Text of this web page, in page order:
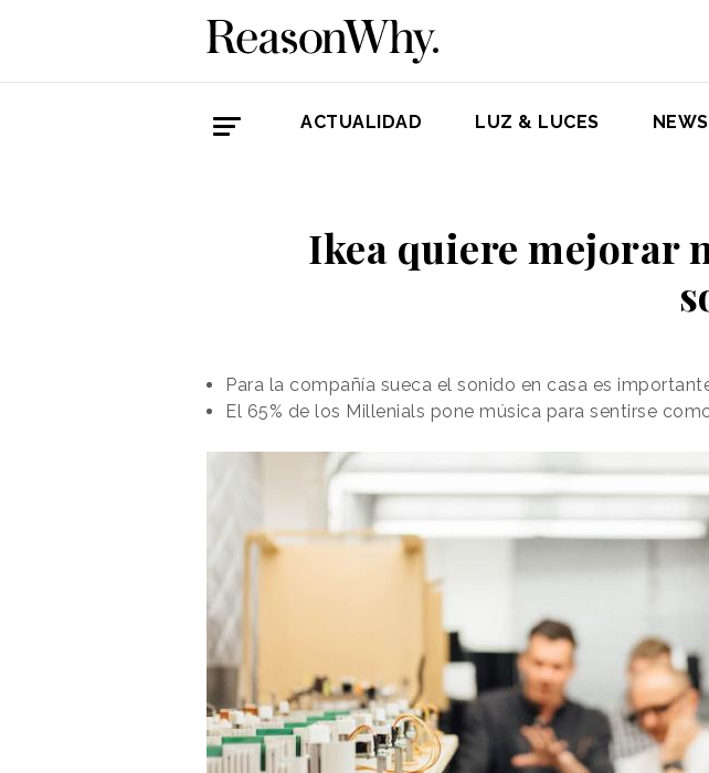
ACTUALIDAD LUZ & LUCES
Ikea quiere mejorar
Para la compañía sueca el sonido en casa es
El 65% de los Millenials pone música para sentirse